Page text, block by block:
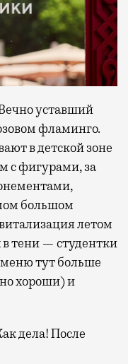
уставший
фламинго.
в детской зоне
с фигурами, за
большом
летом
тени — студентки
тут больше
хороши) и
дела! После